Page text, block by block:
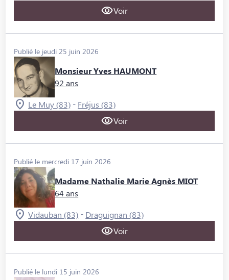
Voir
Publié le jeudi 25 juin 2026
Monsieur Yves HAUMONT
92 ans
Le Muy (83) - Fréjus (83)
Voir
Publié le mercredi 17 juin 2026
Madame Nathalie Marie Agnès MIOT
64 ans
Vidauban (83) - Draguignan (83)
Voir
Publié le lundi 15 juin 2026